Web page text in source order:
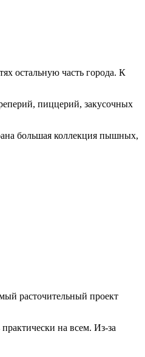
остальную часть города. К
пиццерий, закусочных
большая коллекция пышных,
расточительный проект
на всем. Из-за